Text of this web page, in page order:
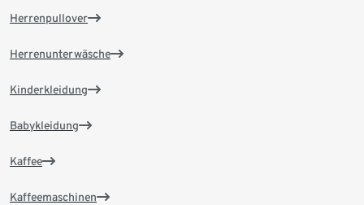
Herrenpullover
Herrenunterwäsche
Kinderkleidung
Babykleidung
Kaffee
Kaffeemaschinen